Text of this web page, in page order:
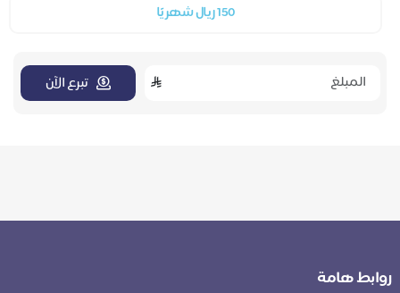
150 ريال شهريًا
تبرع الآن
روابط هامة